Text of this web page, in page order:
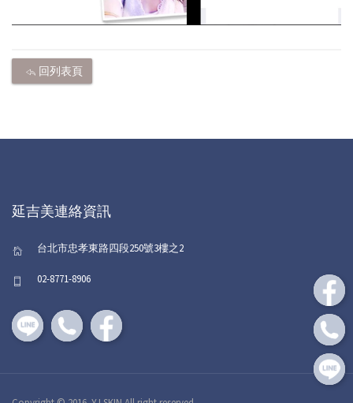
回列表頁
延吉美連絡資訊
台北市忠孝東路四段250號3樓之2
02-8771-8906